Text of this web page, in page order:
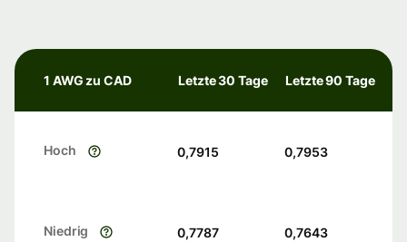
1 AWG zu CAD Letzte 30 Tage Letzte 90 Tage
Hoch 0,7915 0,7953
Niedrig 0,7787 0,7643